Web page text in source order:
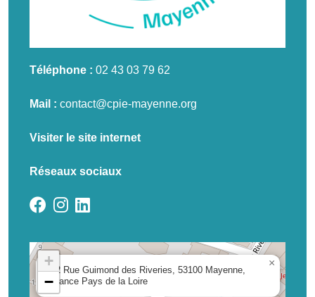
Téléphone : 02 43 03 79 62
Mail : contact@cpie-mayenne.org
Visiter le site internet
Réseaux sociaux
12 Rue Guimond des Riveries, 53100 Mayenne,
France Pays de la Loire
×
+
−